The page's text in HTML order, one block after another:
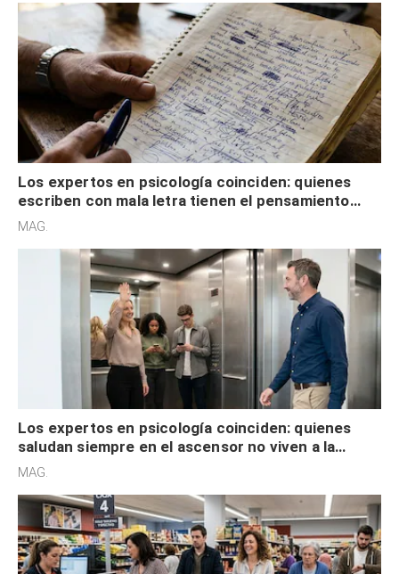
Los expertos en psicología coinciden: quienes
escriben con mala letra tienen el pensamiento
acelerado y no lo hacen por desinterés
MAG.
Los expertos en psicología coinciden: quienes
saludan siempre en el ascensor no viven a la
defensiva y tienen apertura social
MAG.